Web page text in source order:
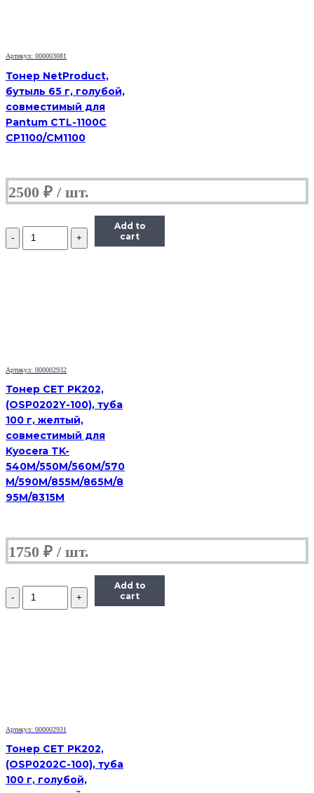
Артикул: 000003081
Тонер NetProduct,
бутыль 65 г, голубой,
совместимый для
Pantum CTL-1100C
CP1100/CM1100
2500 ₽
Количество
Тонер
банка
Add to
cart
Артикул: 000002932
Тонер CET PK202,
(OSP0202Y-100), туба
100 г, желтый,
совместимый для
Kyocera TK-
540M/550M/560M/570
M/590M/855M/865M/8
95M/8315M
1750 ₽
Количество
Тонер
банка
Add to
cart
Артикул: 000002931
Тонер CET PK202,
(OSP0202C-100), туба
100 г, голубой,